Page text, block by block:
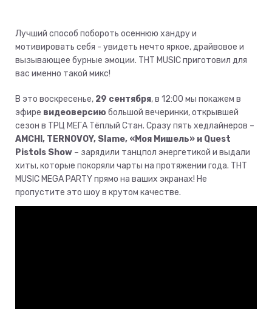
Лучший способ побороть осеннюю хандру и
мотивировать себя - увидеть нечто яркое, драйвовое и
вызывающее бурные эмоции. ТНТ MUSIC приготовил для
вас именно такой микс!
В это воскресенье, 29 сентября, в 12:00 мы покажем в
эфире видеоверсию большой вечеринки, открывшей
сезон в ТРЦ МЕГА Тёплый Стан. Сразу пять хедлайнеров –
AMCHI, TERNOVOY, Slame, «Моя Мишель» и Quest
Pistols Show – зарядили танцпол энергетикой и выдали
хиты, которые покоряли чарты на протяжении года. ТНТ
MUSIC MEGA PARTY прямо на ваших экранах! Не
пропустите это шоу в крутом качестве.